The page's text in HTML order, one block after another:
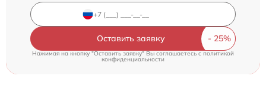
Оставить заявку
Нажимая на кнопку "Оставить заявку" Вы соглашаетесь c политикой
конфиденциальности